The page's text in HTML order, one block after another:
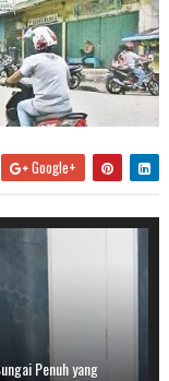
Google+
Penuh yang